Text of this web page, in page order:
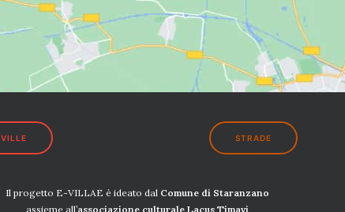
VILLE STRADE
Il progetto E-VILLAE è ideato dal Comune di Staranzano
assieme all’associazione culturale Lacus Timavi